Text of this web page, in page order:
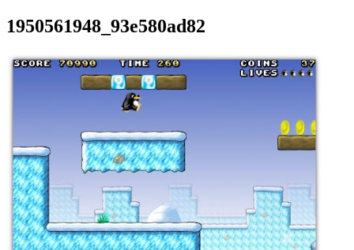
1950561948_93e580ad82